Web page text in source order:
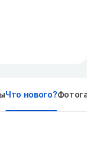
Что нового?